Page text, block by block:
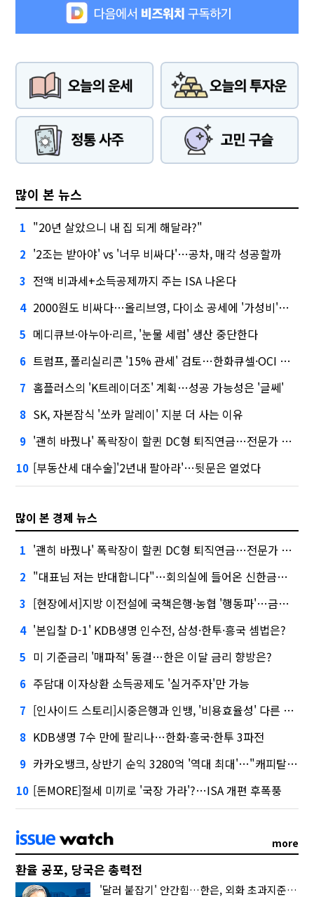
많이 본 뉴스
1 "20년 살았으니 내 집 되게 해달라?"
2 '2조는 받아야' vs '너무 비싸다'…공차, 매각 성공할까
3 전액 비과세+소득공제까지 주는 ISA 나온다
4 2000원도 비싸다…올리브영, 다이소 공세에 '가성비'로 맞불
5 메디큐브·아누아·리르, '눈물 세럼' 생산 중단한다
6 트럼프, 폴리실리콘 '15% 관세' 검토…한화큐셀·OCI 영향은?
7 홈플러스의 'K트레이더조' 계획…성공 가능성은 '글쎄'
8 SK, 자본잠식 '쏘카 말레이' 지분 더 사는 이유
9 '괜히 바꿨나' 폭락장이 할퀸 DC형 퇴직연금…전문가 조언은
10 [부동산세 대수술]'2년내 팔아라'…뒷문은 열었다
많이 본 경제 뉴스
1 '괜히 바꿨나' 폭락장이 할퀸 DC형 퇴직연금…전문가 조언은
2 "대표님 저는 반대합니다"…회의실에 들어온 신한금융 AI
3 [현장에서]지방 이전설에 국책은행·농협 '행동파'…금감원 '신중모드'
4 '본입찰 D-1' KDB생명 인수전, 삼성·한투·흥국 셈법은?
5 미 기준금리 '매파적' 동결…한은 이달 금리 향방은?
6 주담대 이자상환 소득공제도 '실거주자'만 가능
7 [인사이드 스토리]시중은행과 인뱅, '비용효율성' 다른 잣대 왜?
8 KDB생명 7수 만에 팔리나…한화·흥국·한투 3파전
9 카카오뱅크, 상반기 순익 3280억 '역대 최대'…"캐피탈, 자산 1조원 이상"
10 [돈MORE]절세 미끼로 '국장 가라'?…ISA 개편 후폭풍
more
환율 공포, 당국은 총력전
'달러 붙잡기' 안간힘…한은, 외화 초과지준에 이자 6개월 더